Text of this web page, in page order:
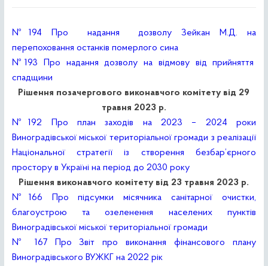
№194 Про надання дозволу Зейкан М.Д. на
перепоховання останків померлого сина
№193 Про надання дозволу на відмову від прийняття
спадщини
Рішення позачергового виконавчого комітету від 29
травня 2023 р.
№192 Про план заходів на 2023 – 2024 роки
Виноградівської міської територіальної громади з реалізації
Національної стратегії із створення безбар’єрного
простору в Україні на період до 2030 року
Рішення виконавчого комітету від 23 травня 2023 р.
№166 Про підсумки місячника санітарної очистки,
благоустрою та озеленення населених пунктів
Виноградівської міської територіальної громади
№ 167 Про Звіт про виконання фінансового плану
Виноградівського ВУЖКГ на 2022 рік